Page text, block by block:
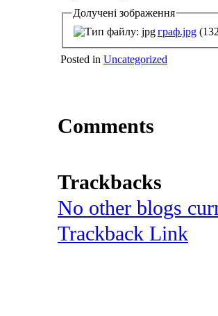
Долучені зображення
граф.jpg
Posted in Uncategorized
Comments
Trackbacks
No other blogs
Trackback Link